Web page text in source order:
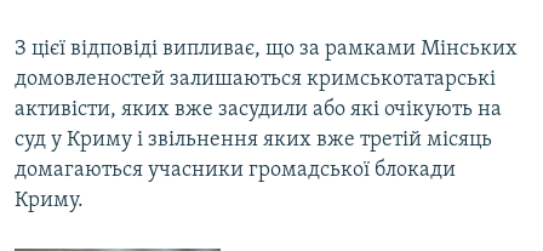
З цієї відповіді випливає, що за рамками Мінських
домовленостей залишаються кримськотатарські
активісти, яких вже засудили або які очікують на
суд у Криму і звільнення яких вже третій місяць
домагаються учасники громадської блокади
Криму.